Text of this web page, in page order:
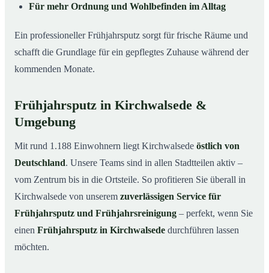
Für mehr Ordnung und Wohlbefinden im Alltag
Ein professioneller Frühjahrsputz sorgt für frische Räume und
schafft die Grundlage für ein gepflegtes Zuhause während der
kommenden Monate.
Frühjahrsputz in Kirchwalsede &
Umgebung
Mit rund 1.188 Einwohnern liegt Kirchwalsede östlich von
Deutschland. Unsere Teams sind in allen Stadtteilen aktiv –
vom Zentrum bis in die Ortsteile. So profitieren Sie überall in
Kirchwalsede von unserem zuverlässigen Service für
Frühjahrsputz und Frühjahrsreinigung – perfekt, wenn Sie
einen Frühjahrsputz in Kirchwalsede durchführen lassen
möchten.